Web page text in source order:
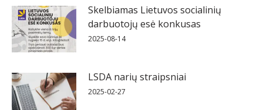
Skelbiamas Lietuvos socialinių
darbuotojų esė konkusas
2025-08-14
LSDA narių straipsniai
2025-02-27